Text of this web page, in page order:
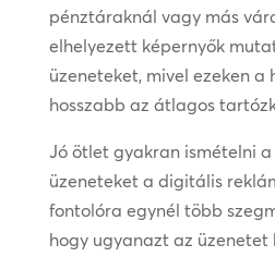
pénztáraknál vagy más
elhelyezett képernyők
üzeneteket, mivel ezeken
hosszabb az átlagos
Jó ötlet gyakran ismételni
üzeneteket a digitális
fontolóra egynél több
hogy ugyanazt az üzenetet